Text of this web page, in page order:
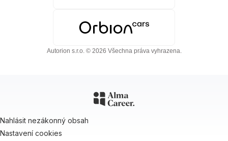
Autorion s.r.o. © 2026 Všechna práva vyhrazena.
Nahlásit nezákonný obsah
Nastavení cookies